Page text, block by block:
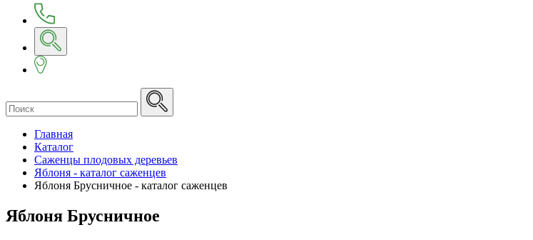
Главная
Каталог
Саженцы плодовых деревьев
Яблоня - каталог саженцев
Яблоня Брусничное - каталог саженцев
Яблоня Брусничное